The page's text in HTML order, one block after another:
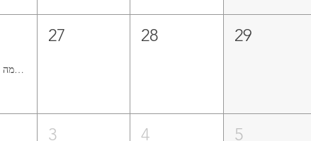
קורס ציור בשמן אל־א־פרימה ללא ממסים
27 28 29
3 4 5